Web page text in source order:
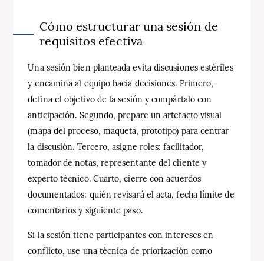
Cómo estructurar una sesión de
requisitos efectiva
Una sesión bien planteada evita discusiones estériles
y encamina al equipo hacia decisiones. Primero,
defina el objetivo de la sesión y compártalo con
anticipación. Segundo, prepare un artefacto visual
(mapa del proceso, maqueta, prototipo) para centrar
la discusión. Tercero, asigne roles: facilitador,
tomador de notas, representante del cliente y
experto técnico. Cuarto, cierre con acuerdos
documentados: quién revisará el acta, fecha límite de
comentarios y siguiente paso.
Si la sesión tiene participantes con intereses en
conflicto, use una técnica de priorización como